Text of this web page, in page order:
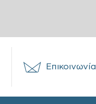
Επικοινωνία